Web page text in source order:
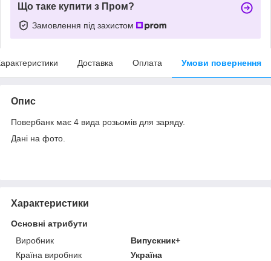
Що таке купити з Пром?
Замовлення під захистом
Доставка Оплата Умови повернення
Опис
Повербанк має 4 вида розьомів для заряду.
Дані на фото.
Характеристики
Основні атрибути
Виробник
Випускник+
Країна виробник
Україна